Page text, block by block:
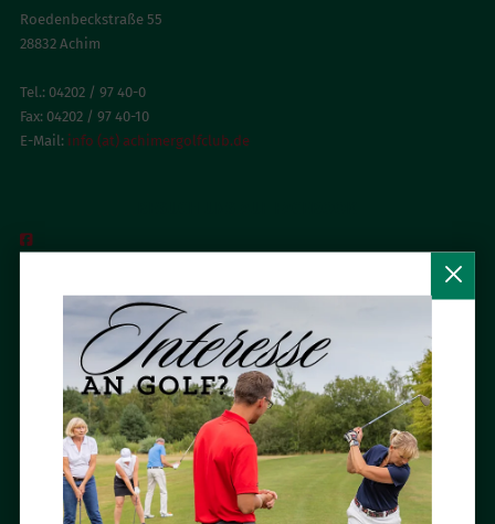
Roedenbeckstraße 55
28832 Achim
Tel.: 04202 / 97 40-0
Fax: 04202 / 97 40-10
E-Mail: info (at) achimergolfclub.de

Mit dem Newsletter des Achimer Golfclubs bist Du immer aktuell und
ganz persönlich informiert.
Jetzt abonnieren »
BESUCH UNS AUF INSTAGRAM